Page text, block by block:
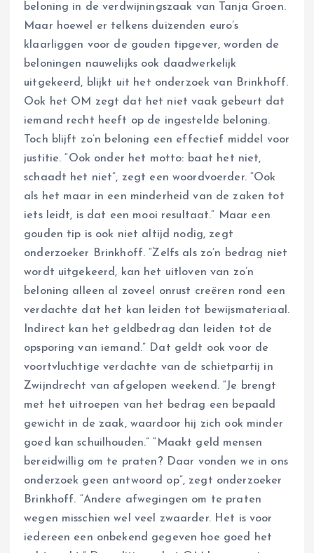
beloning in de verdwijningszaak van Tanja Groen.
Maar hoewel er telkens duizenden euro’s
klaarliggen voor de gouden tipgever, worden de
beloningen nauwelijks ook daadwerkelijk
uitgekeerd, blijkt uit het onderzoek van Brinkhoff.
Ook het OM zegt dat het niet vaak gebeurt dat
iemand recht heeft op de ingestelde beloning.
Toch blijft zo’n beloning een effectief middel voor
justitie. “Ook onder het motto: baat het niet,
schaadt het niet”, zegt een woordvoerder. “Ook
als het maar in een minderheid van de zaken tot
iets leidt, is dat een mooi resultaat.” Maar een
gouden tip is ook niet altijd nodig, zegt
onderzoeker Brinkhoff. “Zelfs als zo’n bedrag niet
wordt uitgekeerd, kan het uitloven van zo’n
beloning alleen al zoveel onrust creëren rond een
verdachte dat het kan leiden tot bewijsmateriaal.
Indirect kan het geldbedrag dan leiden tot de
opsporing van iemand.” Dat geldt ook voor de
voortvluchtige verdachte van de schietpartij in
Zwijndrecht van afgelopen weekend. “Je brengt
met het uitroepen van het bedrag een bepaald
gewicht in de zaak, waardoor hij zich ook minder
goed kan schuilhouden.” “Maakt geld mensen
bereidwillig om te praten? Daar vonden we in ons
onderzoek geen antwoord op”, zegt onderzoeker
Brinkhoff. “Andere afwegingen om te praten
wegen misschien wel veel zwaarder. Het is voor
iedereen een onbekend gegeven hoe goed het